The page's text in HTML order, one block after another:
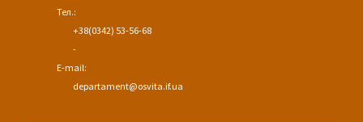
Тел.:
+38(0342) 53-56-68
-
E-mail:
departament@osvita.if.ua